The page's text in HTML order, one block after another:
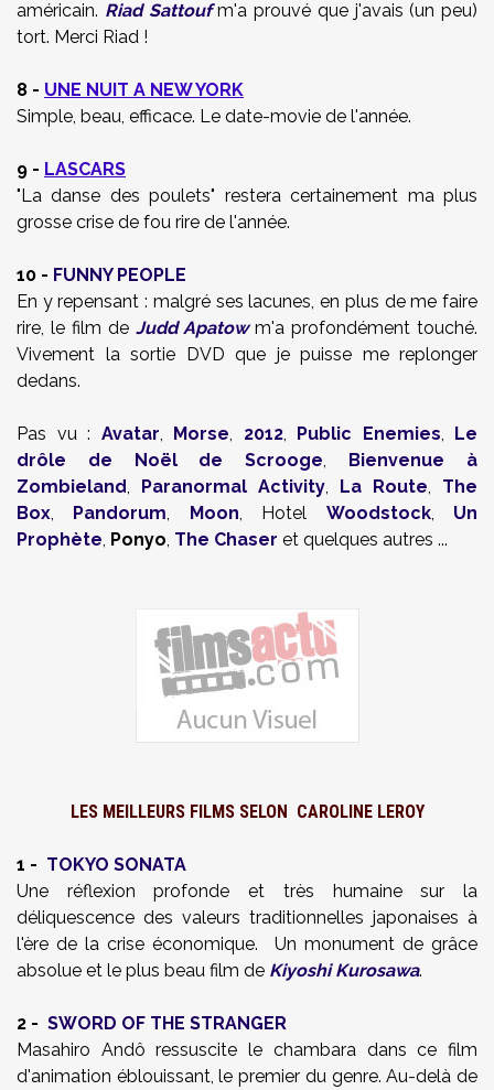
américain. Riad Sattoufm'a prouvé que j'avais (un peu)
tort. Merci Riad !
8 - UNE NUIT A NEW YORK
Simple, beau, efficace. Le date-movie de l'année.
9 - LASCARS
"La danse des poulets" restera certainement ma plus
grosse crise de fou rire de l'année.
10 - FUNNY PEOPLE
En y repensant : malgré ses lacunes, en plus de me faire
rire, le film de Judd Apatowm'a profondément touché.
Vivement la sortie DVD que je puisse me replonger
dedans.
Pas vu : Avatar, Morse, 2012, Public Enemies, Le
drôle de Noël de Scrooge, Bienvenue à
Zombieland, Paranormal Activity, La Route, The
Box, Pandorum, Moon, Hotel Woodstock, Un
Prophète, Ponyo, The Chaser et quelques autres ...
LES MEILLEURS FILMS SELON CAROLINE LEROY
1 - TOKYO SONATA
Une réflexion profonde et très humaine sur la
déliquescence des valeurs traditionnelles japonaises à
l'ère de la crise économique. Un monument de grâce
absolue et le plus beau film de Kiyoshi Kurosawa.
2 - SWORD OF THE STRANGER
Masahiro Andô ressuscite le chambara dans ce film
d'animation éblouissant, le premier du genre. Au-delà de